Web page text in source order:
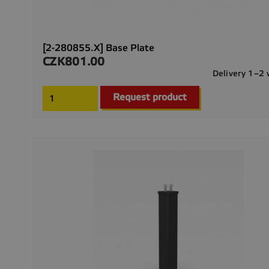
[2-280855.X] Base Plate
Price
CZK801.00
Delivery 1–2
Request product